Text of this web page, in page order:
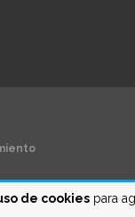
de cookies para